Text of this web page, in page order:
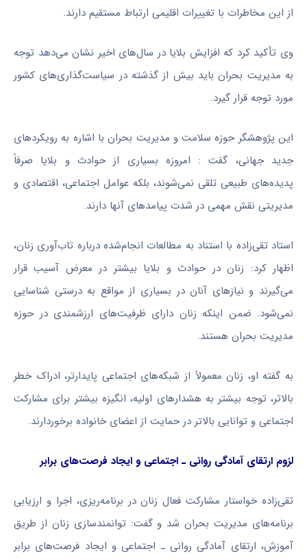
از این مخاطرات با تغییرات اقلیمی ارتباط مستقیم دارند.
وی تأکید کرد که افزایش بلایا در سال‌های اخیر نشان می‌دهد توجه
به مدیریت بحران باید بیش از گذشته در سیاست‌گذاری‌های کشور
مورد توجه قرار گیرد.
این پژوهشگر حوزه سلامت و مدیریت بحران با اشاره به رویکردهای
جدید جهانی، گفت : امروزه بسیاری از حوادث و بلایا صرفاً
پدیده‌های طبیعی تلقی نمی‌شوند، بلکه عوامل اجتماعی، اقتصادی و
مدیریتی نقش مهمی در شدت پیامدهای آنها دارند.
استاد تقی‌زاده با استناد به مطالعات انجام‌شده درباره تاب‌آوری زنان،
اظهار کرد: زنان در حوادث و بلایا بیشتر در معرض آسیب قرار
می‌گیرند و نیازهای آنان در بسیاری از مواقع به درستی شناسایی
نمی‌شود. ضمن اینکه زنان دارای ظرفیت‌های ارزشمندی در حوزه
مدیریت بحران هستند.
به گفته او، زنان معمولاً از شبکه‌های اجتماعی پایدارتر، ادراک خطر
بالاتر، توجه بیشتر به هشدارهای اولیه، انگیزه بیشتر برای مشارکت
اجتماعی و توانایی بالاتر در حمایت از اعضای خانواده برخوردارند.
لزوم ارتقای آمادگی روانی ـ اجتماعی و ایجاد فرصت‌های برابر
تقی‌زاده خواستار مشارکت فعال زنان در برنامه‌ریزی، اجرا و ارزیابی
برنامه‌های مدیریت بحران شد و گفت: توانمندسازی زنان از طریق
آموزش، ارتقای آمادگی روانی ـ اجتماعی و ایجاد فرصت‌های برابر